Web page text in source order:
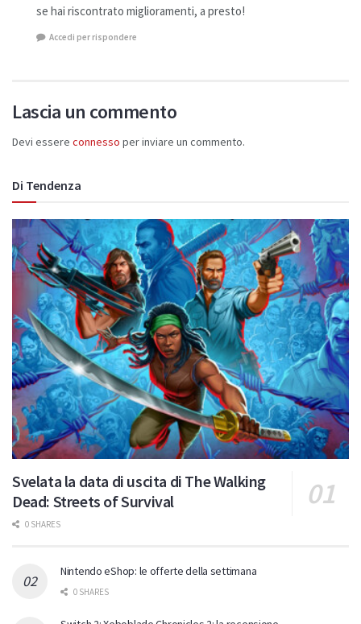
se hai riscontrato miglioramenti, a presto!
Accedi per rispondere
Lascia un commento
Devi essere connesso per inviare un commento.
Di Tendenza
Svelata la data di uscita di The Walking
Dead: Streets of Survival
0 SHARES
Nintendo eShop: le offerte della settimana
0 SHARES